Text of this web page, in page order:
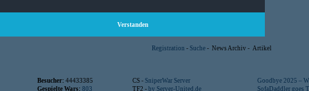
Verstanden
Registration - Suche - News Archiv - Artikel
Besucher: 44433385 CS - SniperWar Server
Goodbye 2025 –
Gespielte Wars: 803 TF2 - by Server-United.de
SofaDaddler goes